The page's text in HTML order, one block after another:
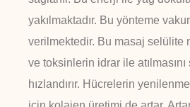
yakılmaktadır. Bu yönteme
verilmektedir. Bu masaj selülite
ve toksinlerin idrar ile atılmasını
hızlandırır. Hücrelerin